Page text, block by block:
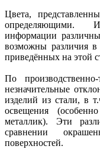
Цвета,
определяющими.
информации
возможны различия в
приведённых на этой
По
незначительные
изделий из стали, в
освещения
металлик). Эти
сравнении
поверхностей.